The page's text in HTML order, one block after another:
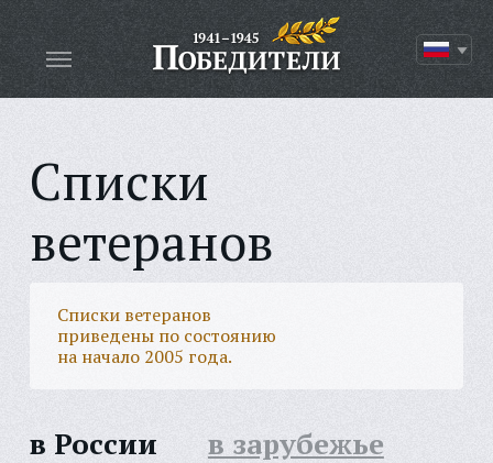
Списки
ветеранов
Списки ветеранов
приведены по состоянию
на начало 2005 года.
в России в зарубежье